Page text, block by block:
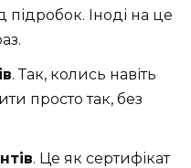
підробок. Іноді на це
. Так, колись навіть
просто так, без
. Це як сертифікат